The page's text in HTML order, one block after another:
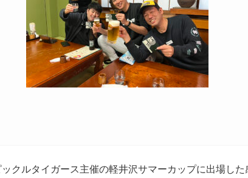
ックルタイガース主催の軽井沢サマーカップに出場した